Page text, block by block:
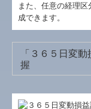
また、任意の経理
成できます。
「３６５日変
握